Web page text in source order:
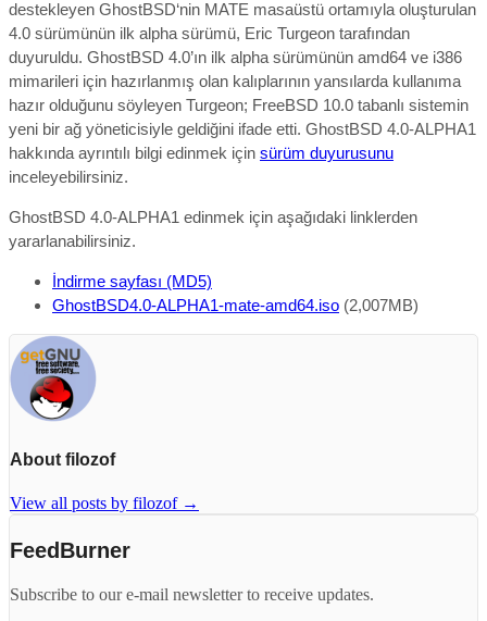
destekleyen GhostBSD‘nin MATE masaüstü ortamıyla oluşturulan
4.0 sürümünün ilk alpha sürümü, Eric Turgeon tarafından
duyuruldu. GhostBSD 4.0’ın ilk alpha sürümünün amd64 ve i386
mimarileri için hazırlanmış olan kalıplarının yansılarda kullanıma
hazır olduğunu söyleyen Turgeon; FreeBSD 10.0 tabanlı sistemin
yeni bir ağ yöneticisiyle geldiğini ifade etti. GhostBSD 4.0-ALPHA1
hakkında ayrıntılı bilgi edinmek için sürüm duyurusunu
inceleyebilirsiniz.
GhostBSD 4.0-ALPHA1 edinmek için aşağıdaki linklerden
yararlanabilirsiniz.
İndirme sayfası (MD5)
GhostBSD4.0-ALPHA1-mate-amd64.iso (2,007MB)
About filozof
View all posts by filozof →
FeedBurner
Subscribe to our e-mail newsletter to receive updates.